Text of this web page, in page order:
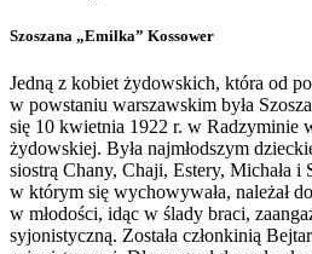
Szoszana „Emilka” Kossower
Jedną z kobiet żydowskich, która od
w powstaniu warszawskim była
się 10 kwietnia 1922 r. w Radzyminie
żydowskiej. Była najmłodszym
siostrą Chany, Chaji, Estery, Michała i
w którym się wychowywała, należał
w młodości, idąc w ślady braci,
syjonistyczną. Została członkinią